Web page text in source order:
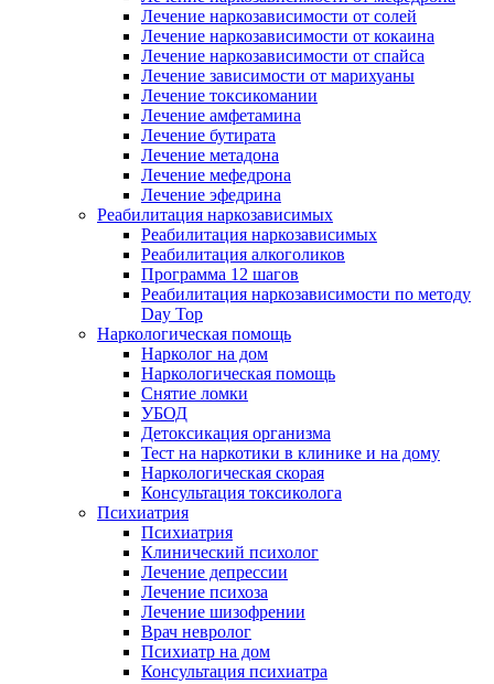
Лечение наркозависимости от солей
Лечение наркозависимости от кокаина
Лечение наркозависимости от спайса
Лечение зависимости от марихуаны
Лечение токсикомании
Лечение амфетамина
Лечение бутирата
Лечение метадона
Лечение мефедрона
Лечение эфедрина
Реабилитация наркозависимых
Реабилитация наркозависимых
Реабилитация алкоголиков
Программа 12 шагов
Реабилитация наркозависимости по методу
Day Top
Наркологическая помощь
Нарколог на дом
Наркологическая помощь
Снятие ломки
УБОД
Детоксикация организма
Тест на наркотики в клинике и на дому
Наркологическая скорая
Консультация токсиколога
Психиатрия
Психиатрия
Клинический психолог
Лечение депрессии
Лечение психоза
Лечение шизофрении
Врач невролог
Психиатр на дом
Консультация психиатра